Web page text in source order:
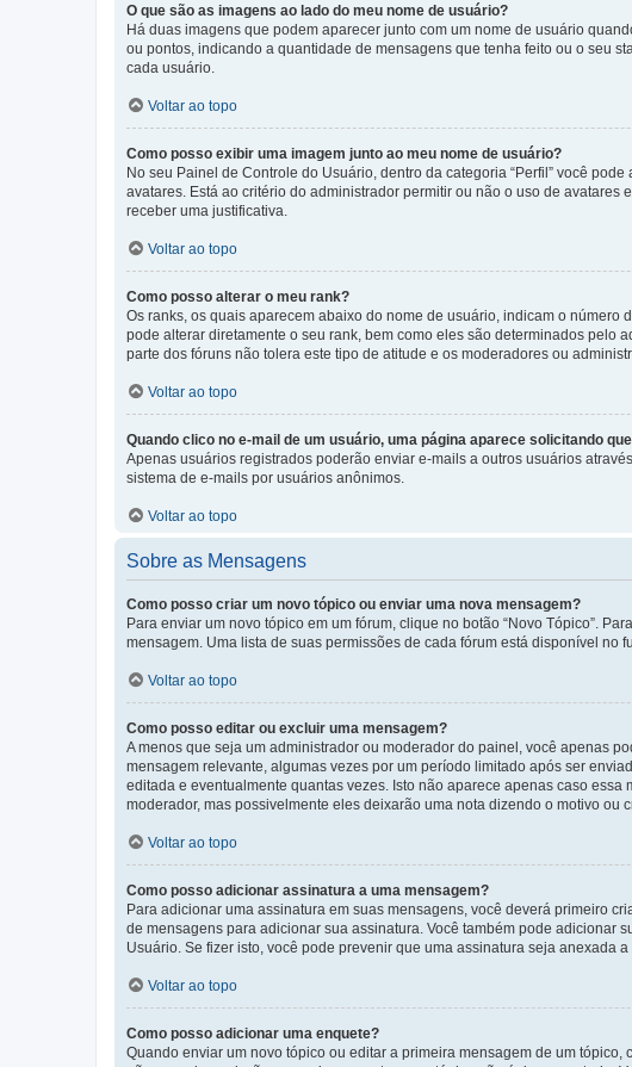
O que são as imagens ao lado do meu nome de usuário?
Há duas imagens que podem aparecer junto com um nome de usuário
ou pontos, indicando a quantidade de mensagens que tenha feito ou o seu
cada usuário.
Voltar ao topo
Como posso exibir uma imagem junto ao meu nome de usuário?
No seu Painel de Controle do Usuário, dentro da categoria “Perfil” você
avatares. Está ao critério do administrador permitir ou não o uso de
receber uma justificativa.
Voltar ao topo
Como posso alterar o meu rank?
Os ranks, os quais aparecem abaixo do nome de usuário, indicam o
pode alterar diretamente o seu rank, bem como eles são determinados pelo
parte dos fóruns não tolera este tipo de atitude e os moderadores ou
Voltar ao topo
Quando clico no e-mail de um usuário, uma página aparece solicitando
Apenas usuários registrados poderão enviar e-mails a outros usuários
sistema de e-mails por usuários anônimos.
Voltar ao topo
Sobre as Mensagens
Como posso criar um novo tópico ou enviar uma nova mensagem?
Para enviar um novo tópico em um fórum, clique no botão “Novo Tópico”.
mensagem. Uma lista de suas permissões de cada fórum está disponível no
Voltar ao topo
Como posso editar ou excluir uma mensagem?
A menos que seja um administrador ou moderador do painel, você apenas
mensagem relevante, algumas vezes por um período limitado após ser
editada e eventualmente quantas vezes. Isto não aparece apenas caso
moderador, mas possivelmente eles deixarão uma nota dizendo o motivo ou
Voltar ao topo
Como posso adicionar assinatura a uma mensagem?
Para adicionar uma assinatura em suas mensagens, você deverá primeiro
de mensagens para adicionar sua assinatura. Você também pode adicionar
Usuário. Se fizer isto, você pode prevenir que uma assinatura seja anexada
Voltar ao topo
Como posso adicionar uma enquete?
Quando enviar um novo tópico ou editar a primeira mensagem de um